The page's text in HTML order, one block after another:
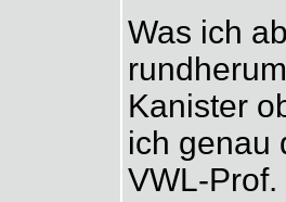
Was ich
Kanister
ich genau
VWL-